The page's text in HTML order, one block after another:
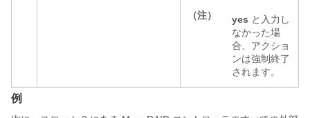
（注）
yes と入力し
なかった場
合、アクショ
ンは強制終了
されます。
例